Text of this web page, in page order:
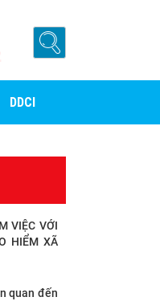
DDCI
VIỆC VỚI
HIỂM XÃ
quan đến